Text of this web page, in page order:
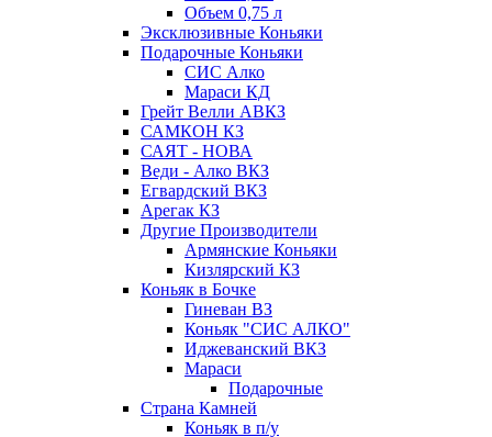
Объем 0,75 л
Эксклюзивные Коньяки
Подарочные Коньяки
СИС Алко
Мараси КД
Грейт Велли АВКЗ
САМКОН КЗ
САЯТ - НОВА
Веди - Алко ВКЗ
Егвардский ВКЗ
Арегак КЗ
Другие Производители
Армянские Коньяки
Кизлярский КЗ
Коньяк в Бочке
Гиневан ВЗ
Коньяк "СИС АЛКО"
Иджеванский ВКЗ
Мараси
Подарочные
Страна Камней
Коньяк в п/у